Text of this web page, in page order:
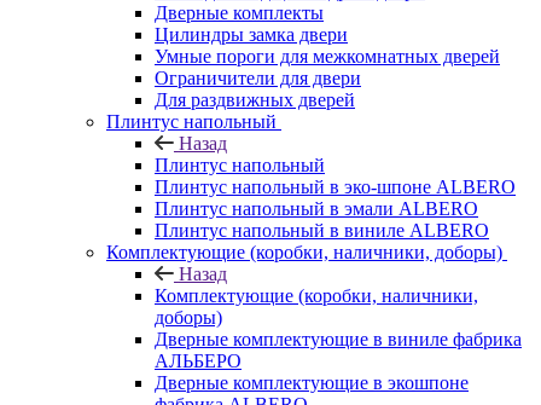
Дверные комплекты
Цилиндры замка двери
Умные пороги для межкомнатных дверей
Ограничители для двери
Для раздвижных дверей
Плинтус напольный
Назад
Плинтус напольный
Плинтус напольный в эко-шпоне ALBERO
Плинтус напольный в эмали ALBERO
Плинтус напольный в виниле ALBERO
Комплектующие (коробки, наличники, доборы)
Назад
Комплектующие (коробки, наличники,
доборы)
Дверные комплектующие в виниле фабрика
АЛЬБЕРО
Дверные комплектующие в экошпоне